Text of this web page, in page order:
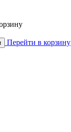
Перейти в корзину